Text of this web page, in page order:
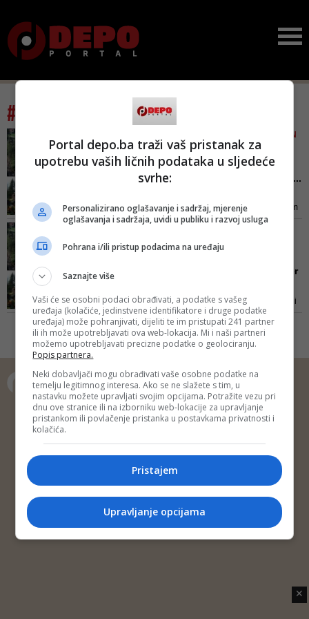
#tag: muška voda
VIDEO/ CIJELI PERIOD NAKON
RATA NIJE BILA U FUNKCIJI
'Muška voda' iz Kladnja
prodana firmi iz Sarajeva ...
ovom svemu, odnosno kada sam
predložio stečajni postupak, i evo
se nadam da ćemo do kraja
jer je gore i u zimskom ambijentu
Gluhić
STAZA, BROJNA IGRALIŠTA,
Dvojica fudbalera i bokser
Kompleks se prostire na površini
od 76.768 metara kvadratnih, a
udaljen je skoro 10 kilometara od
Kladnja
Copyright © 2014 Depo Portal
Impressum
Kontakt Marketing
Privatnost korisnika
✕
Portal depo.ba traži vaš pristanak za
upotrebu vaših ličnih podataka u sljedeće
svrhe:
Personalizirano oglašavanje i sadržaj, mjerenje
oglašavanja i sadržaja, uvidi u publiku i razvoj usluga
Pohrana i/ili pristup podacima na uređaju
Saznajte više
Vaši će se osobni podaci obrađivati, a podatke s vašeg
uređaja (kolačiće, jedinstvene identifikatore i druge podatke
uređaja) može pohranjivati, dijeliti te im pristupati 241 partner
ili ih može upotrebljavati ova web-lokacija. Mi i naši partneri
možemo upotrebljavati precizne podatke o geolociranju.
Popis partnera.
Neki dobavljači mogu obrađivati vaše osobne podatke na
temelju legitimnog interesa. Ako se ne slažete s tim, u
nastavku možete upravljati svojim opcijama. Potražite vezu pri
dnu ove stranice ili na izborniku web-lokacije za upravljanje
pristankom ili povlačenje pristanka u postavkama privatnosti i
kolačića.
Pristajem
Upravljanje opcijama